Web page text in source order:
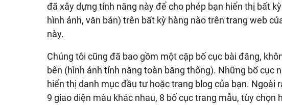
đã xây dựng tính năng này để cho phép bạn hiển thị bất
hình ảnh, văn bản) trên bất kỳ hàng nào trên trang web
này.
Chúng tôi cũng đã bao gồm một cặp bố cục bài đăng,
bên (hình ảnh tính năng toàn băng thông). Những bố cục
hiển thị danh mục đầu tư hoặc trang blog của bạn. Ngoài
9 giao diện màu khác nhau, 8 bố cục trang mẫu, tùy chọn